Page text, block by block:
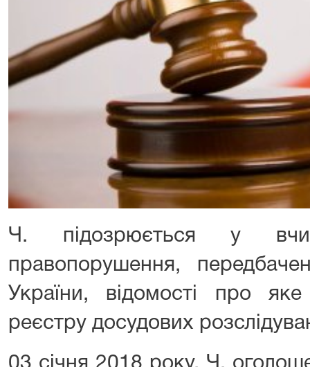
Ч. підозрюється у
правопорушення,
України, відомості про
реєстру досудових